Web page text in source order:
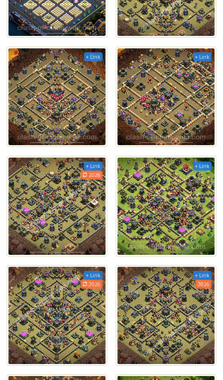
+ Link + Link
+ Link
2026
+ Link
+ Link
2026
+ Link
2026